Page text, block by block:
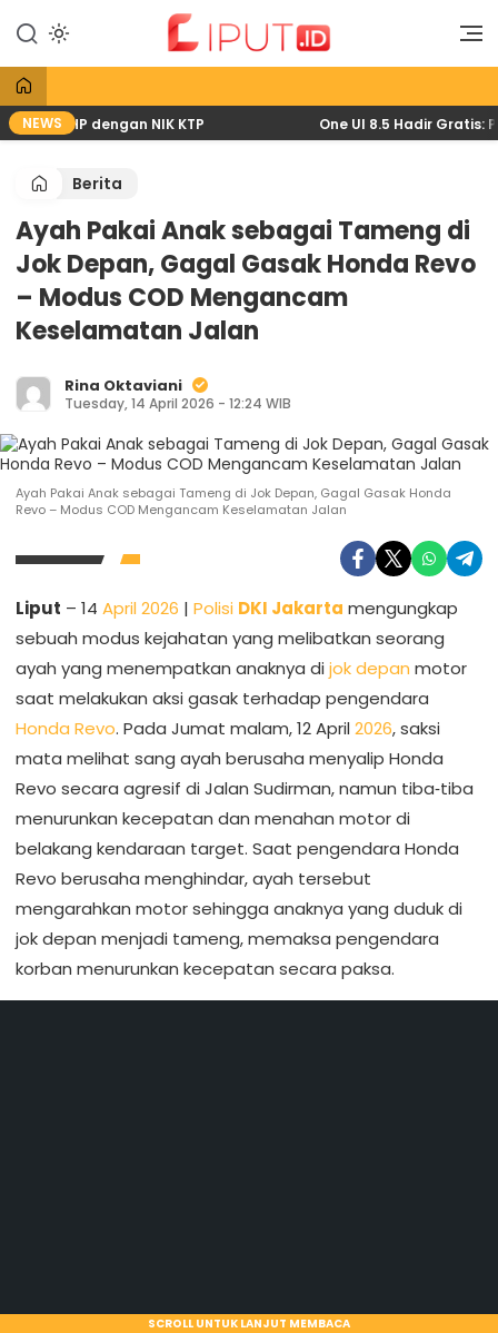
konten
Liput
Liputan Digital
NEWS
HP dengan NIK KTP One UI 8.5 Hadir Gratis:
Berita
Ayah Pakai Anak sebagai Tameng di
Jok Depan, Gagal Gasak Honda Revo
– Modus COD Mengancam
Keselamatan Jalan
Rina Oktaviani
Tuesday, 14 April 2026 - 12:24 WIB
Ayah Pakai Anak sebagai Tameng di Jok Depan, Gagal Gasak Honda
Revo – Modus COD Mengancam Keselamatan Jalan
Liput – 14 April 2026 | Polisi DKI Jakarta mengungkap
sebuah modus kejahatan yang melibatkan seorang
ayah yang menempatkan anaknya di jok depan motor
saat melakukan aksi gasak terhadap pengendara
Honda Revo. Pada Jumat malam, 12 April 2026, saksi
mata melihat sang ayah berusaha menyalip Honda
Revo secara agresif di Jalan Sudirman, namun tiba‑tiba
menurunkan kecepatan dan menahan motor di
belakang kendaraan target. Saat pengendara Honda
Revo berusaha menghindar, ayah tersebut
mengarahkan motor sehingga anaknya yang duduk di
jok depan menjadi tameng, memaksa pengendara
korban menurunkan kecepatan secara paksa.
SCROLL UNTUK LANJUT MEMBACA